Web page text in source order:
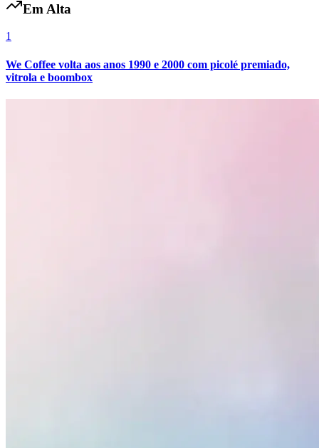
Em Alta
1
We Coffee volta aos anos 1990 e 2000 com picolé premiado,
vitrola e boombox